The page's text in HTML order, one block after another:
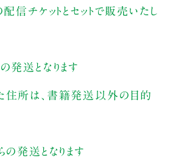
配信チケットとセットで販売いたし
発送となります
住所は、書籍発送以外の目的
の発送となります